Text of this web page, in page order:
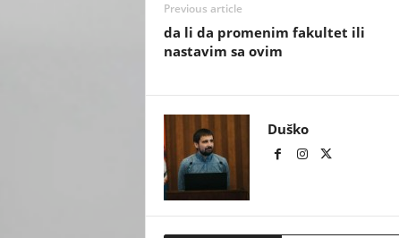
Previous article
da li da promenim fakultet ili
nastavim sa ovim
Duško